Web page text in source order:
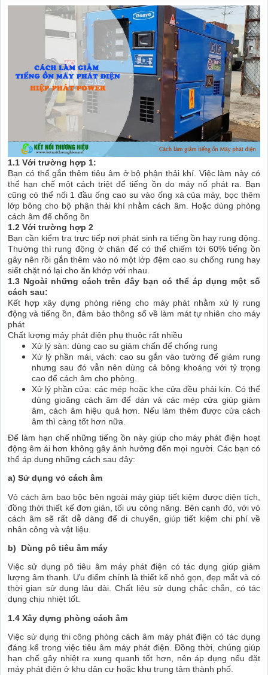
1.1 Với trường hợp 1:
Bạn có thể gắn thêm tiêu âm ở bộ phận thải khí. Việc làm này có
thể hạn chế một cách triệt để tiếng ồn do máy nổ phát ra. Bạn
cũng có thể nối 1 đầu ống cao su vào ống xả của máy, bọc thêm
lớp bông cho bộ phận thải khí nhằm cách âm. Hoặc dùng phòng
cách âm để chống ồn
1.2 Với trường hợp 2
Bạn cần kiểm tra trực tiếp nơi phát sinh ra tiếng ồn hay rung động.
Thường thì rung động ở chân đế có thể chiếm tới 60% tiếng ồn
gây nên rồi gắn thêm vào nó một lớp đệm cao su chống rung hay
siết chặt nó lại cho ăn khớp với nhau.
1.3 Ngoài những cách trên đây bạn có thể áp dụng một số
cách sau:
Kết hợp xây dựng phòng riêng cho máy phát nhằm xử lý rung
động và tiếng ồn, đảm bảo thông số về làm mát tự nhiên cho máy
phát
Chất lượng máy phát điện phụ thuộc rất nhiều
Xử lý sàn: dùng cao su giảm chấn để chống rung
Xử lý phần mái, vách: cao su gắn vào tường để giảm rung
nhưng sau đó vẫn nên dùng cả bông khoáng với tỷ trọng
cao để cách âm cho phòng.
Xử lý phần cửa: các mép hoặc khe cửa đều phải kín. Có thể
dùng gioăng cách âm để dán và các mép cửa giúp giảm
âm, cách âm hiệu quả hơn. Nếu làm thêm được cửa cách
âm thì càng tốt hơn nữa.
Để làm hạn chế những tiếng ồn này giúp cho máy phát điện hoạt
động êm ái hơn không gây ảnh hưởng đến mọi người. Các bạn có
thể áp dụng những cách sau đây:
a) Sử dụng vỏ cách âm
Vỏ cách âm bao bộc bên ngoài máy giúp tiết kiệm được diện tích,
đồng thời thiết kế đơn giản, tối ưu công năng. Bên cạnh đó, với vỏ
cách âm sẽ rất dễ dàng để di chuyển, giúp tiết kiệm chi phí về
nhân công và vật liệu.
b) Dùng pô tiêu âm máy
Việc sử dụng pô tiêu âm máy phát điện có tác dụng giúp giảm
lượng âm thanh. Ưu điểm chính là thiết kế nhỏ gọn, đẹp mắt và có
thời gian sử dụng lâu dài. Chất liệu sử dụng chắc chắn, có tác
dụng chịu nhiệt tốt.
1.4 Xây dựng phòng cách âm
Việc sử dụng thi công phòng cách âm máy phát điện có tác dụng
đáng kể trong việc tiêu âm máy phát điện. Đồng thời, chúng giúp
hạn chế gây nhiệt ra xung quanh tốt hơn, nên áp dụng nếu đặt
máy phát điện ở khu dân cư hoặc khu trung tâm thành phố.